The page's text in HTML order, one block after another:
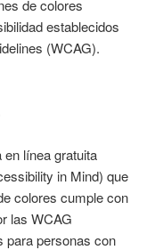
de colores
establecidos
(WCAG).
línea gratuita
in Mind) que
colores cumple con
las WCAG
para personas con